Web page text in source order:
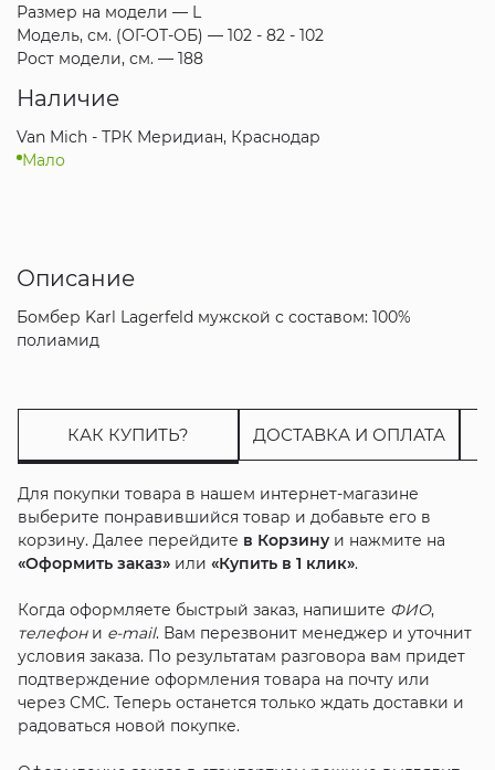
Размер на модели — L
Модель, см. (ОГ-ОТ-ОБ) — 102 - 82 - 102
Рост модели, см. — 188
Наличие
Van Mich - ТРК Меридиан, Краснодар
Мало
Описание
Бомбер Karl Lagerfeld мужской с составом: 100%
полиамид
КАК КУПИТЬ? ДОСТАВКА И ОПЛАТА
Для покупки товара в нашем интернет-магазине
выберите понравившийся товар и добавьте его в
корзину. Далее перейдите в Корзинуи нажмите на
«Оформить заказ»или «Купить в 1 клик».
Когда оформляете быстрый заказ, напишите ФИО,
телефони e-mail. Вам перезвонит менеджер и уточнит
условия заказа. По результатам разговора вам придет
подтверждение оформления товара на почту или
через СМС. Теперь останется только ждать доставки и
радоваться новой покупке.